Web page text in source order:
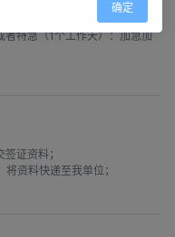
特急（1个工作天）：加急加
证资料；
资料快递至我单位；
确定